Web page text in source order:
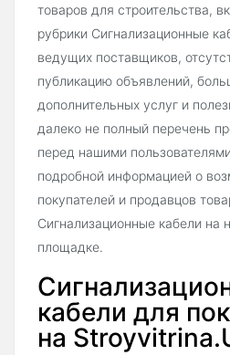
товаров для строительства,
рубрики Сигнализационные
ведущих поставщиков,
публикацию объявлений,
дополнительных услуг и
далеко не полный перечень
перед нашими
подробной информацией о
покупателей и продавцов
Сигнализационные кабели на
площадке.
кабели для
на